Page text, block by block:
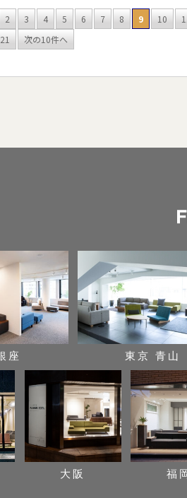
2 3 4 5 6 7 8 9 10
21 次の10件へ
座 東京 青山
大阪 福